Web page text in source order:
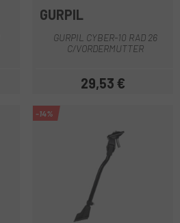
GURPIL
GURPIL CYBER-10 RAD 26
C/VORDERMUTTER
Preis
29,53 €
-14%